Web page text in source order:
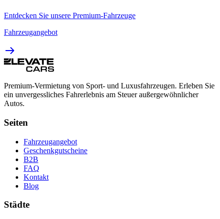
Entdecken Sie unsere Premium-Fahrzeuge
Fahrzeugangebot
Premium-Vermietung von Sport- und Luxusfahrzeugen. Erleben Sie
ein unvergessliches Fahrerlebnis am Steuer außergewöhnlicher
Autos.
Seiten
Fahrzeugangebot
Geschenkgutscheine
B2B
FAQ
Kontakt
Blog
Städte